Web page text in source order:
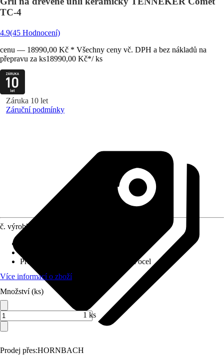
TC-4
4.9(45 Hodnocení)
cenu — 18990,00 Kč * Všechny ceny vč. DPH a bez nákladů na
přepravu za ks18990,00 Kč*/ ks
Záruka 10 let
Záruční podmínky
Prodej přes:HORNBACH
č. výrobku
Provedení grilového roštu
Nerezová ocel
Více informací o zboží
Množství (ks)
1 ks